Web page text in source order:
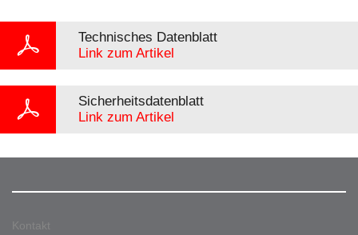
Technisches Datenblatt
Link zum Artikel
Sicherheitsdatenblatt
Link zum Artikel
Kontakt